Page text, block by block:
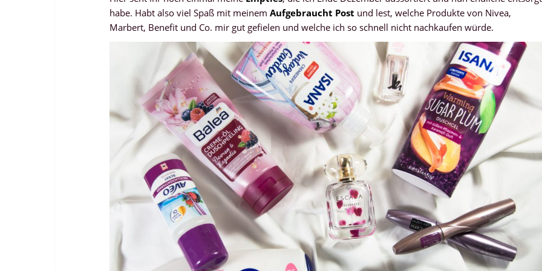
habe. Habt also viel Spaß mit meinem Aufgebraucht Post und lest, welche Produkte von Nivea,
Marbert, Benefit und Co. mir gut gefielen und welche ich so schnell nicht nachkaufen würde.